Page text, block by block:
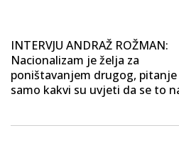
INTERVJU ANDRAŽ ROŽMAN:
Nacionalizam je želja za
poništavanjem drugog,
samo kakvi su uvjeti da se to